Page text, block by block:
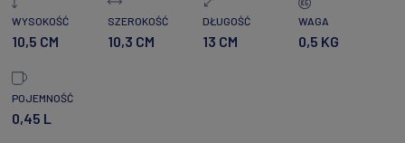
WYSOKOŚĆ
10,5 CM
SZEROKOŚĆ
10,3 CM
DŁUGOŚĆ
13 CM
WAGA
0,5 KG
POJEMNOŚĆ
0,45 L